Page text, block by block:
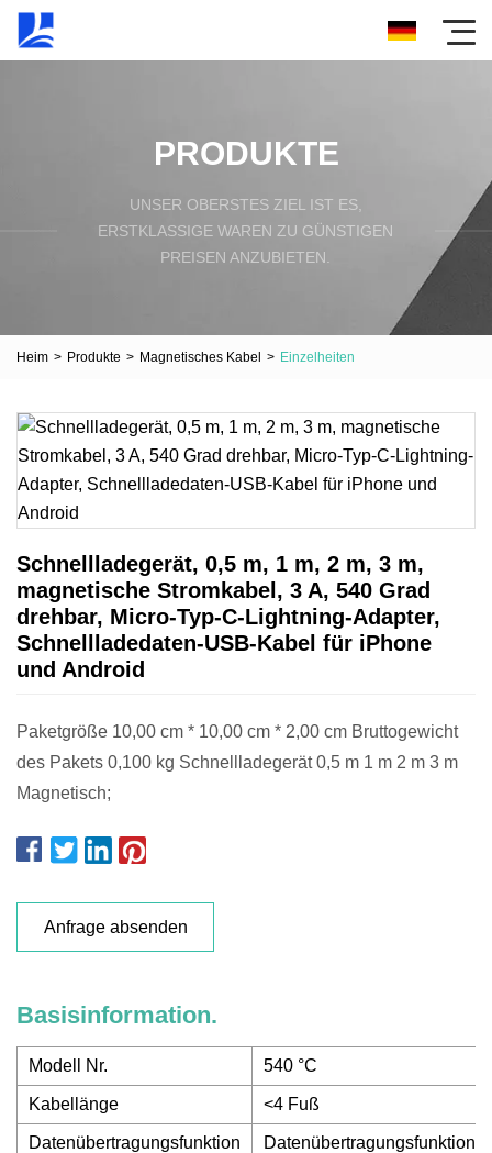
PRODUKTE
UNSER OBERSTES ZIEL IST ES,
ERSTKLASSIGE WAREN ZU GÜNSTIGEN
PREISEN ANZUBIETEN.
Heim > Produkte > Magnetisches Kabel > Einzelheiten
Schnellladegerät, 0,5 m, 1 m, 2 m, 3 m,
magnetische Stromkabel, 3 A, 540 Grad
drehbar, Micro-Typ-C-Lightning-Adapter,
Schnellladedaten-USB-Kabel für iPhone
und Android
Paketgröße 10,00 cm * 10,00 cm * 2,00 cm Bruttogewicht
des Pakets 0,100 kg Schnellladegerät 0,5 m 1 m 2 m 3 m
Magnetisch;
Anfrage absenden
Basisinformation.
Modell Nr. 540 °C
Kabellänge <4 Fuß
Datenübertragungsfunktion Datenübertragungsfunktion